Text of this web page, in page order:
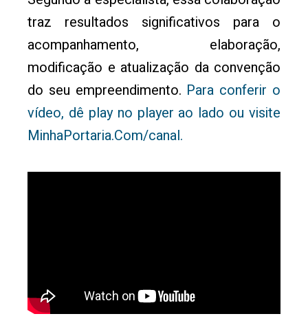
traz resultados significativos para o
acompanhamento, elaboração,
modificação e atualização da convenção
do seu empreendimento. Para conferir o
vídeo, dê play no player ao lado ou visite
MinhaPortaria.Com/canal.